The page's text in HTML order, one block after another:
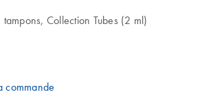
Collection Tubes (2 ml)
commande